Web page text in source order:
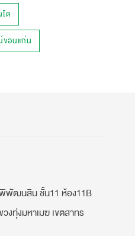
ด
ขอนแก่น
พัฒนสิน ชั้น11 ห้อง11B
งทุ่งมหาเมฆ เขตสาทร